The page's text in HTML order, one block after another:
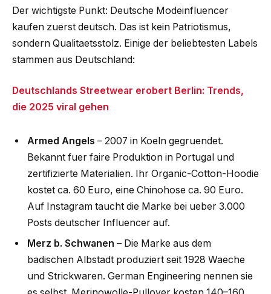
Der wichtigste Punkt: Deutsche Modeinfluencer
kaufen zuerst deutsch. Das ist kein Patriotismus,
sondern Qualitaetsstolz. Einige der beliebtesten Labels
stammen aus Deutschland:
Deutschlands Streetwear erobert Berlin: Trends,
die 2025 viral gehen
Armed Angels – 2007 in Koeln gegruendet.
Bekannt fuer faire Produktion in Portugal und
zertifizierte Materialien. Ihr Organic-Cotton-Hoodie
kostet ca. 60 Euro, eine Chinohose ca. 90 Euro.
Auf Instagram taucht die Marke bei ueber 3.000
Posts deutscher Influencer auf.
Merz b. Schwanen – Die Marke aus dem
badischen Albstadt produziert seit 1928 Waeche
und Strickwaren. German Engineering nennen sie